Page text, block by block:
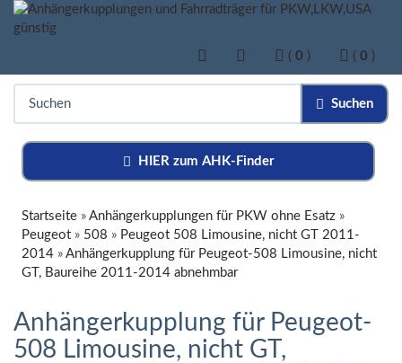
( 0 ) ( 0 )
Suchen
HIER zum AHK-Finder
Startseite » Anhängerkupplungen für PKW ohne Esatz »
Peugeot » 508 » Peugeot 508 Limousine, nicht GT 2011-
2014 » Anhängerkupplung für Peugeot-508 Limousine, nicht
GT, Baureihe 2011-2014 abnehmbar
Anhängerkupplung für Peugeot-
508 Limousine, nicht GT,